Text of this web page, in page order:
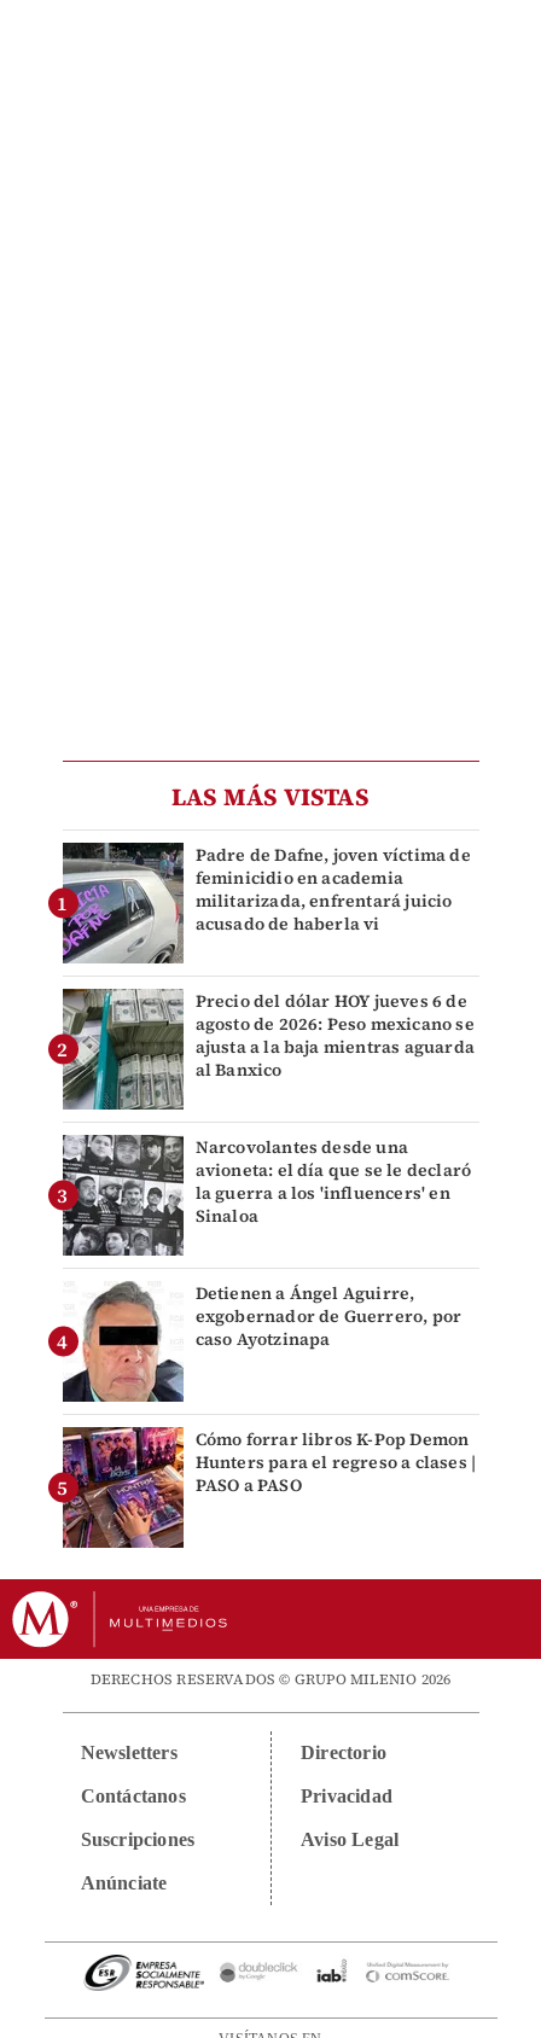
LAS MÁS VISTAS
Padre de Dafne, joven víctima de
feminicidio en academia
militarizada, enfrentará juicio
acusado de haberla vi
Precio del dólar HOY jueves 6 de
agosto de 2026: Peso mexicano se
ajusta a la baja mientras aguarda
al Banxico
Narcovolantes desde una
avioneta: el día que se le declaró
la guerra a los 'influencers' en
Sinaloa
Detienen a Ángel Aguirre,
exgobernador de Guerrero, por
caso Ayotzinapa
Cómo forrar libros K-Pop Demon
Hunters para el regreso a clases |
PASO a PASO
DERECHOS RESERVADOS © GRUPO MILENIO 2026
Newsletters
Contáctanos
Suscripciones
Anúnciate
Directorio
Privacidad
Aviso Legal